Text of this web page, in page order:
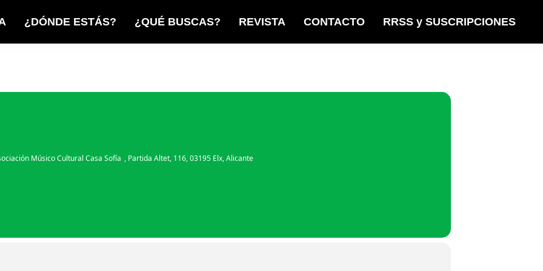
¿DÓNDE ESTÁS? ¿QUÉ BUSCAS? REVISTA CONTACTO RRSS y SUSCRIPCIONES
Músico Cultural Casa Sofía , Partida Altet, 116, 03195 Elx, Alicante